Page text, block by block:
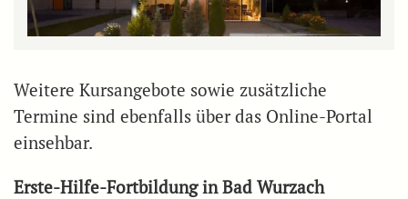
Weitere Kursangebote sowie zusätzliche
Termine sind ebenfalls über das Online-Portal
einsehbar.
Erste-Hilfe-Fortbildung in Bad Wurzach